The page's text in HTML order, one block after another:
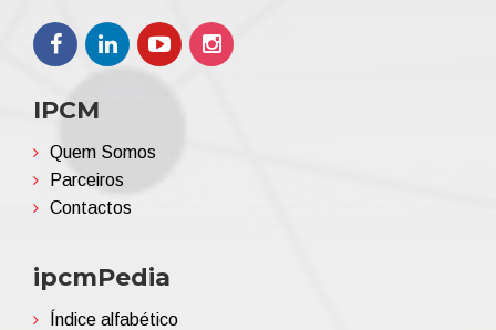
IPCM
Quem Somos
Parceiros
Contactos
ipcmPedia
Índice alfabético